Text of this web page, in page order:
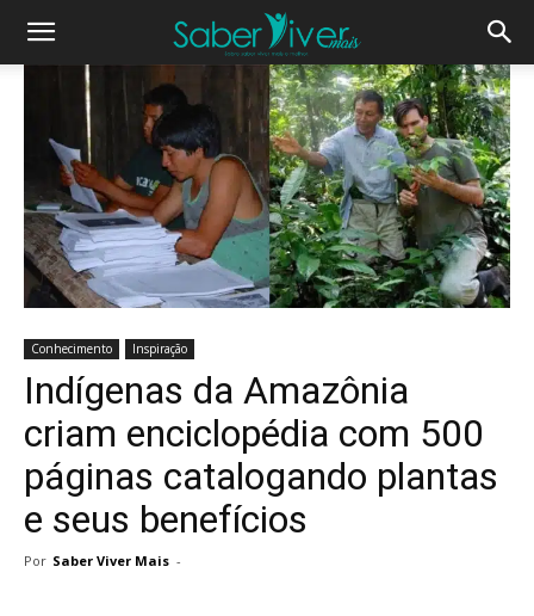
Conhecimento Inspiração
Indígenas da Amazônia
criam enciclopédia com 500
páginas catalogando plantas
e seus benefícios
Por Saber Viver Mais -